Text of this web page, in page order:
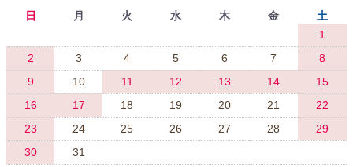
日 月 火 水 木 金
土
1
2
3 4 5 6 7
8
9
10 11 12 13 14
15
16
17 18 19 20 21
22
23
24 25 26 27 28
29
30
31